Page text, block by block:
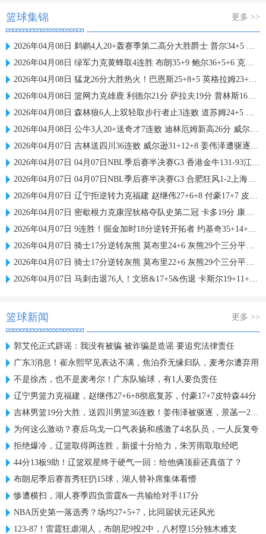
篮球集锦 更多 >>
2026年04月08日 鹈鹕4人20+轰赛季第二高分大胜爵士 普尔34+5 费尔斯新高40分
2026年04月08日 绿军力克黄蜂取4连胜 布朗35+9 鲍尔36+5+6 克尼佩尔16中5
2026年04月08日 猛龙26分大胜热火！巴恩斯25+8+5 英格拉姆23+6 维金斯24+5
2026年04月08日 篮网力克雄鹿 利德尔21分 萨拉夫19分 普林斯16+11
2026年04月08日 森林狼6人上双轻取步行者止3连败 道苏姆24+5 海兰德19+7
2026年04月08日 公牛3人20+送奇才7连败 迪林厄姆新高26分 威尔·莱利13中1
2026年04月07日 吉林送四川36连败 威尔逊31+12+8 姜伟泽遭驱逐 景菡一21+6
2026年04月07日 04月07日NBL季后赛半决赛G3 香港金牛131-93江西鲸裕清酒 全场集锦
2026年04月07日 04月07日NBL季后赛半决赛G3 合肥狂风1-2上海玄鸟 全场集锦
2026年04月07日 辽宁拒逆转力克福建 赵继伟27+6+8 付豪17+7 皮特森44分
2026年04月07日 密歇根力克康涅狄格夺队史第二冠 卡多19分 康大决赛历史首败
2026年04月07日 9连胜！掘金加时18分逆转开拓者 约基奇35+14+13 卡马拉30分
2026年04月07日 骑士17分逆转灰熊 莫布里24+6 灰熊29个三分平历史纪录
2026年04月07日 骑士17分逆转灰熊 莫布里22+6 灰熊29个三分平历史纪录
2026年04月07日 马刺击退76人！文班&17+5&伤退 卡斯尔19+11+13 恩比德34+12
篮球新闻 更多 >>
郭艾伦正式辟谣：我没有被骗 被诈骗是造谣 要追究法律责任
广东3消息！崔永熙罕见表达不满，焦泊乔无缘归队，麦考尔遭弃用
不是徐杰，也不是麦考尔！广东队输球，有1人要负责任
辽宁男篮力克福建，赵继伟27+6+8彻底复苏，付豪17+7皮特森44分
吉林男篮19分大胜，送四川男篮36连败！姜伟泽被驱逐，景菡一21+6
为何这么激动？赛后乌戈一口气表扬和感激了4名队员，一人反复夸
拒绝爆冷，辽篮取得两连胜，新援十分给力，朱芳雨取取经吧
44分13板9助！辽篮双星终于硬气一回：给他俩顶薪还真值了？
布朗尼季后赛首秀狂扔15球，湖人替补席集体看懵
惨遭横扫，湖人赛季四负雷霆&一共输给对手117分
NBA历史第一落选秀？场均27+5+7，比同届状元还风光
123-87！雷霆狂虐湖人，布朗尼9投2中，八村塁15分独木难支